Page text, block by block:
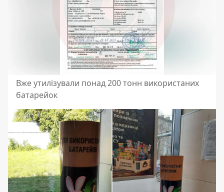
Вже утилізували понад 200 тонн використаних
батарейок